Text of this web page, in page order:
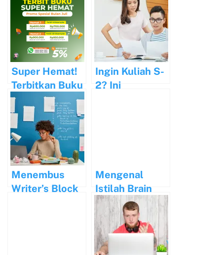
dalam Sastra
Modern
Naskah ke
Penerbit
Super Hemat!
Terbitkan Buku
Anda Bulan Ini!
Ingin Kuliah S-
2? Ini
Menembus
Writer’s Block
Mengenal
Istilah Brain
Drain dan
Dampaknya
Bagi Indonesia